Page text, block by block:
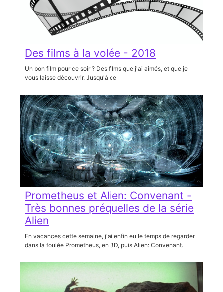
Des films à la volée - 2018
Un bon film pour ce soir ? Des films que j'ai aimés, et que je
vous laisse découvrir. Jusqu'à ce
Prometheus et Alien: Convenant -
Très bonnes préquelles de la série
Alien
En vacances cette semaine, j'ai enfin eu le temps de regarder
dans la foulée Prometheus, en 3D, puis Alien: Convenant.